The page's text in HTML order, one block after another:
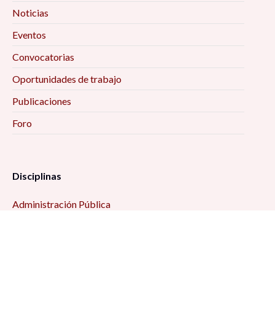
Noticias
Eventos
Convocatorias
Oportunidades de trabajo
Publicaciones
Foro
Disciplinas
Administración Pública